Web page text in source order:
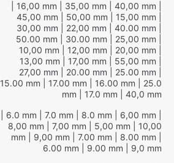
| 16,00 mm | 35,00 mm | 40,00 mm
45,00 mm | 50,00 mm | 15,00 mm
30,00 mm | 22,00 mm | 40.00 mm
50.00 mm | 30.00 mm | 25,00 mm
10,00 mm | 12,00 mm | 20,00 mm
13,00 mm | 17,00 mm | 55,00 mm
27,00 mm | 20.00 mm | 25.00 mm
15.00 mm | 17.00 mm | 16.00 mm | 25.0
mm | 17.0 mm | 40,0 mm
| 6.0 mm | 7.0 mm | 8.0 mm | 6,00 mm
8,00 mm | 7,00 mm | 5,00 mm | 10,00
mm | 9,00 mm | 7.00 mm | 8.00 mm
6.00 mm | 9.00 mm | 9,0 mm